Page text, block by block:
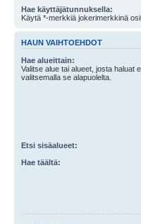
Hae käyttäjätunnuksella:
Käytä *-merkkiä jokerimerkkinä
HAUN VAIHTOEHDOT
Hae alueittain:
Valitse alue tai alueet, josta haluat
valitsemalla se alapuolelta.
Etsi sisäalueet:
Hae täältä: